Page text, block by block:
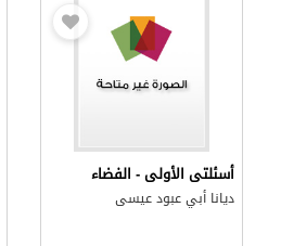
أسئلتى الأولى - الفضاء
ديانا أبي عبود عيسى